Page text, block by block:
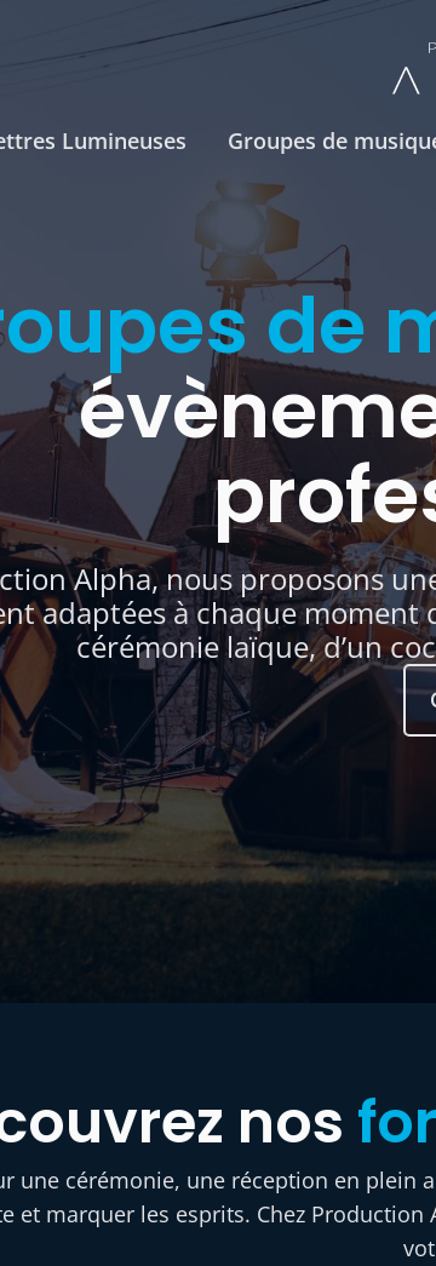
Lumineuses Groupes de
de
Alpha, nous proposons
adaptées à chaque moment
cérémonie laïque, d’un
nos
une cérémonie, une réception en plein
et marquer les esprits. Chez